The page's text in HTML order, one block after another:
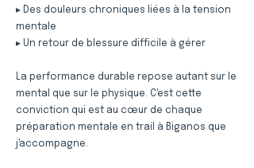
▸ Des douleurs chroniques liées à la tension
mentale
▸ Un retour de blessure difficile à gérer
La performance durable repose autant sur le
mental que sur le physique. C'est cette
conviction qui est au cœur de chaque
préparation mentale en trail à Biganos que
j'accompagne.